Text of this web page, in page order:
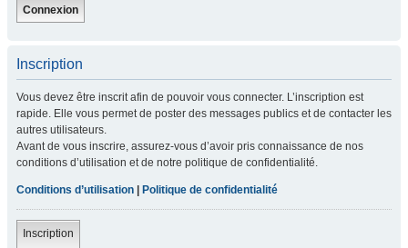
Inscription
Vous devez être inscrit afin de pouvoir vous connecter. L’inscription est
rapide. Elle vous permet de poster des messages publics et de contacter les
autres utilisateurs.
Avant de vous inscrire, assurez-vous d’avoir pris connaissance de nos
conditions d’utilisation et de notre politique de confidentialité.
Conditions d’utilisation Politique de confidentialité
Inscription